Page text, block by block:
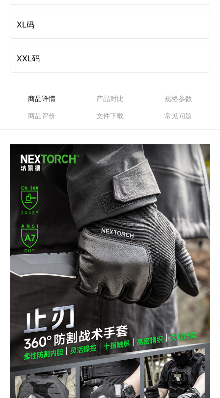
XL码
XXL码
商品详情 产品对比
规格参数
商品评价
文件下载 常见问题